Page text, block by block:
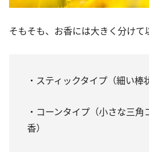
そもそも、お香には大きく分けて
・スティックタイプ（細い棒
・コーンタイプ（小さな三
香）